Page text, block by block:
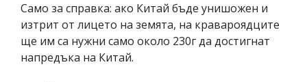
Само за справка: ако Китай бъде унишожен и
изтрит от лицето на земята, на кравароядците
ще им са нужни само около 230г да достигнат
напредъка на Китай.